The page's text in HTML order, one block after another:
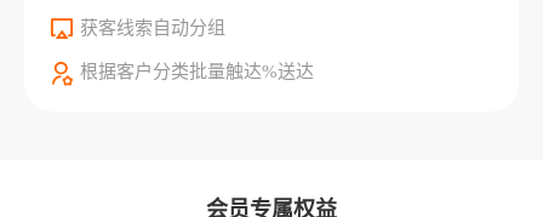
获客线索自动分组
根据客户分类批量触达%送达
会员专属权益